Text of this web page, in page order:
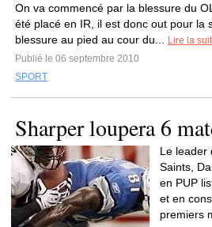
On va commencé par la blessure du
été placé en IR, il est donc out pour la
blessure au pied au cour du...
Lire la
Publié le 06 septembre 2010
SPORT
Sharper loupera 6
Le leader
Saints,
en PUP
et en
premiers